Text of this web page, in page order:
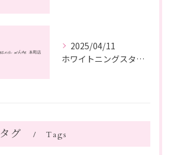
2025/04/11
ホワイトニングスタッフ日記
タグ Tags